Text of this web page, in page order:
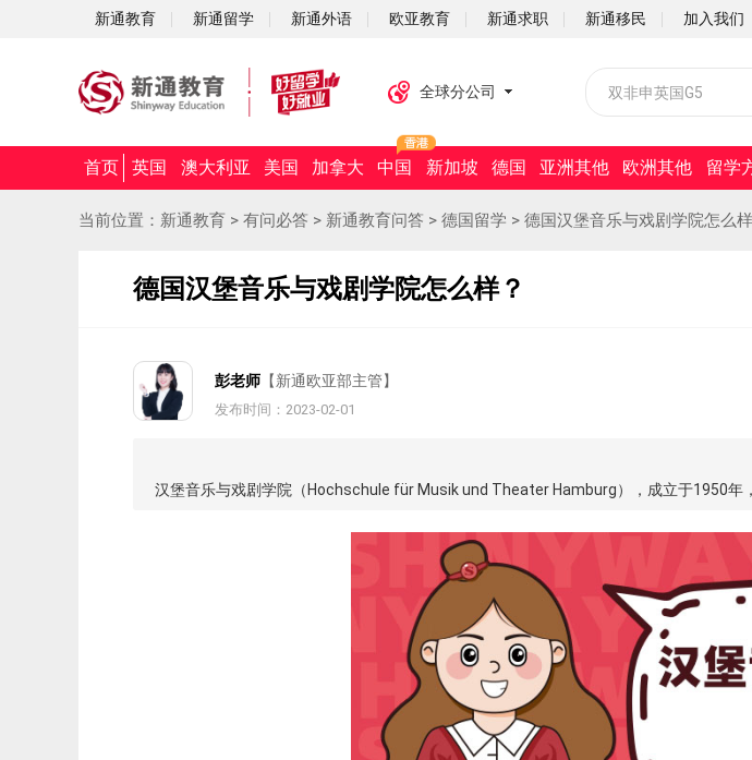
新通教育 新通留学 新通外语 欧亚教育 新通求职 新通移民 加入我们
社会招聘
全球分公司
首页 英国 澳大利亚 美国 加拿大 中国 新加坡 德国 亚洲其他 欧洲其他 留学
当前位置： 新通教育 > 有问必答 > 新通教育问答 > 德国留学 > 德国汉堡音乐与戏剧学院怎么
德国汉堡音乐与戏剧学院怎么样？
彭老师 【新通欧亚部主管】
发布时间：2023-02-01
汉堡音乐与戏剧学院（Hochschule für Musik und Theater Hamburg），成立于1950年